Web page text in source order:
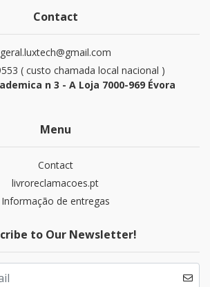
Contact
geral.luxtech@gmail.com
( custo chamada local nacional )
n 3 - A Loja 7000-969 Évora
Menu
Contact
livroreclamacoes.pt
Informação de entregas
to Our Newsletter!